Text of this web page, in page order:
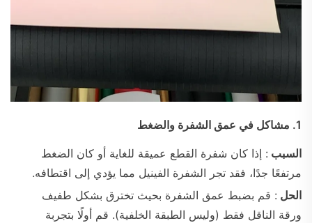
1. مشاكل في عمق الشفرة والضغط
السبب : إذا كان شفرة القطع عميقة للغاية أو كان الضغط
مرتفعًا جدًا، فقد تجر الشفرة الفينيل مما يؤدي إلى اقتطافه.
الحل : قم بضبط عمق الشفرة بحيث تخترق بشكل طفيف
ورقة الناقل فقط (وليس الطبقة الخلفية). قم أولًا بتجربة